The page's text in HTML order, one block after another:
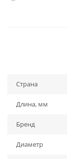
Страна
Длина, мм
Бренд
Диаметр